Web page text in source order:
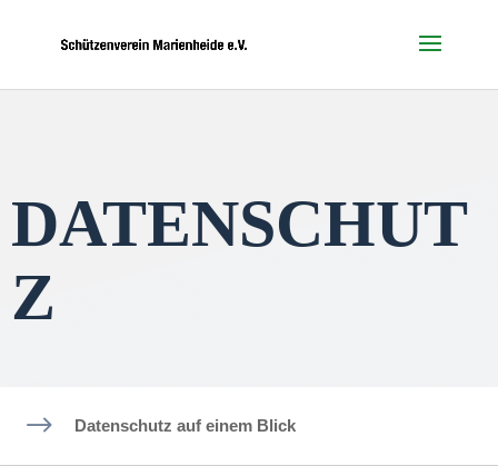
DATENSCHUT
Z
$ Datenschutz auf einem Blick